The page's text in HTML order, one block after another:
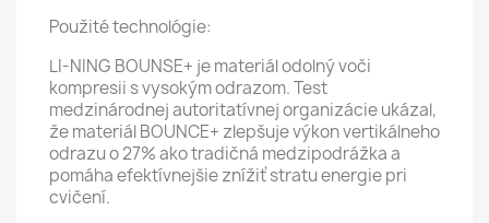
Použité technológie:
LI-NING BOUNSE+ je materiál odolný voči
kompresii s vysokým odrazom. Test
medzinárodnej autoritatívnej organizácie ukázal,
že materiál BOUNCE+ zlepšuje výkon vertikálneho
odrazu o 27% ako tradičná medzipodrážka a
pomáha efektívnejšie znížiť stratu energie pri
cvičení.